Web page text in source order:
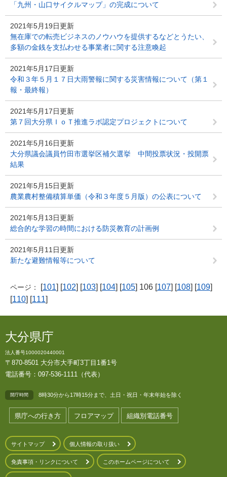
「九州・山口サイクルマップ」の完成について
2021年5月19日更新
無在庫での転売ビジネスのノウハウを提供するなどとうたい、
多額の金銭を支払わせる事業者に関する注意喚起
2021年5月17日更新
令和３年５月１７日大雨警報に関する災害情報について（第１
報・最終報）
2021年5月17日更新
第７回大分県ＩｏＴ推進ラボ認定プロジェクトについて
2021年5月16日更新
大分県議会議員竹田市選挙区補欠選挙 中間投票状況・投開票
結果
2021年5月15日更新
農業農村整備積算単価（令和３年度５月版）の公表について
2021年5月13日更新
総合的な学習の時間における防災教育の計画例
2021年5月11日更新
新たな避難情報等について
ページ： [101] [102] [103] [104] [105] 106 [107] [108] [109]
[110] [111]
大分県庁
法人番号1000020440001
〒870-8501 大分市大手町3丁目1番1号
電話番号：097-536-1111（代表）
開庁時間 8時30分から17時15分まで、土日・祝日・年末年始を除く
県庁への行き方 フロアマップ 組織別電話番号
サイトマップ 個人情報の取り扱い
免責事項・リンクについて このホームページについて